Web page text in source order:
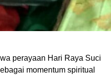
perayaan Hari Raya Suci
momentum spiritual